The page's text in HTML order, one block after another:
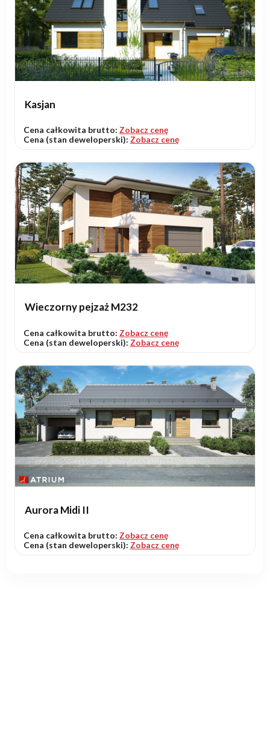
Kasjan
Cena całkowita brutto: Zobacz cenę
Cena (stan deweloperski): Zobacz cenę
Wieczorny pejzaż M232
Cena całkowita brutto: Zobacz cenę
Cena (stan deweloperski): Zobacz cenę
Aurora Midi II
Cena całkowita brutto: Zobacz cenę
Cena (stan deweloperski): Zobacz cenę